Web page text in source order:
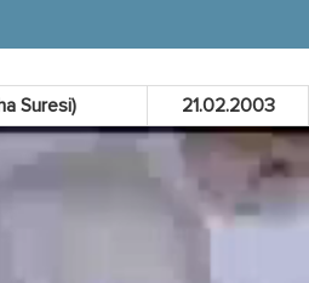
Suresi) 21.02.2003